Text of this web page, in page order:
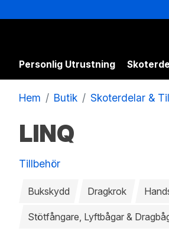
Personlig Utrustning
Hem Butik Skoterdelar &
LINQ
Tillbehör
Bukskydd Dragkrok
Stötfångare, Lyftbågar &